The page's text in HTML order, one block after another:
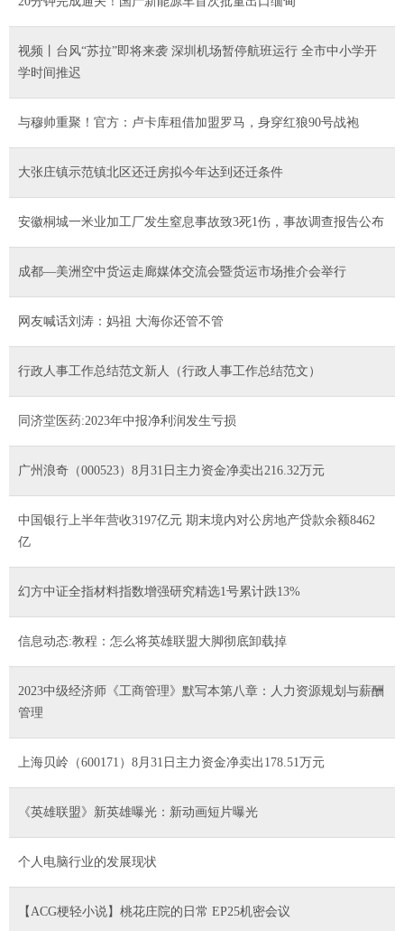
视频丨台风“苏拉”即将来袭 深圳机场暂停航班运行 全市中小学开
学时间推迟
与穆帅重聚！官方：卢卡库租借加盟罗马，身穿红狼90号战袍
大张庄镇示范镇北区还迁房拟今年达到还迁条件
安徽桐城一米业加工厂发生窒息事故致3死1伤，事故调查报告公布
成都—美洲空中货运走廊媒体交流会暨货运市场推介会举行
网友喊话刘涛：妈祖 大海你还管不管
行政人事工作总结范文新人（行政人事工作总结范文）
同济堂医药:2023年中报净利润发生亏损
广州浪奇（000523）8月31日主力资金净卖出216.32万元
中国银行上半年营收3197亿元 期末境内对公房地产贷款余额8462
亿
幻方中证全指材料指数增强研究精选1号累计跌13%
信息动态:教程：怎么将英雄联盟大脚彻底卸载掉
2023中级经济师《工商管理》默写本第八章：人力资源规划与薪酬
管理
上海贝岭（600171）8月31日主力资金净卖出178.51万元
《英雄联盟》新英雄曝光：新动画短片曝光
个人电脑行业的发展现状
【ACG梗轻小说】桃花庄院的日常 EP25机密会议